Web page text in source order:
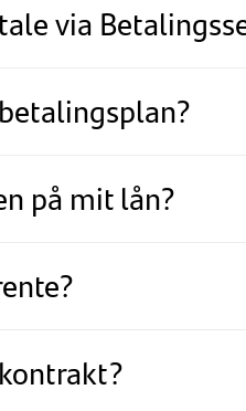
via
på mit lån?